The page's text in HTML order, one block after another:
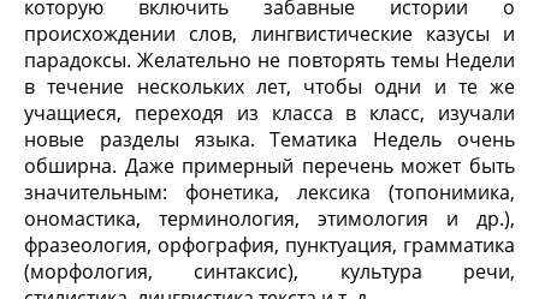
которую включить забавные истории о
происхождении слов, лингвистические казусы и
парадоксы. Желательно не повто­рять темы Недели
в течение нескольких лет, чтобы одни и те же
учащиеся, переходя из класса в класс, изучали
новые раз­делы языка. Тематика Недель очень
обширна. Даже пример­ный перечень может быть
значительным: фонетика, лексика (топонимика,
ономастика, терминология, этимология и др.),
фразеология, орфография, пунктуация, грамматика
(морфоло­гия, синтаксис), культура речи,